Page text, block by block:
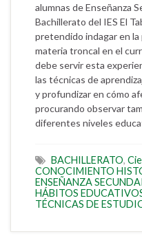
alumnas de Enseñanza
Bachillerato del IES El
pretendido indagar en
materia troncal en el
debe servir esta
las técnicas de
y profundizar en cómo
procurando observar
diferentes niveles
BACHILLERATO,
CONOCIMIENTO
ENSEÑANZA
HÁBITOS
TÉCNICAS DE